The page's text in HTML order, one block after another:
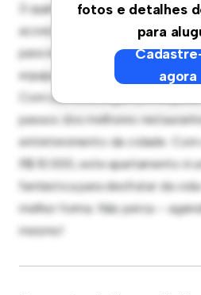
fotos e detalhes
para
agora
3 quartos oferece um espaço
aconchegante. O layout em
para receber convidados, e a
equipada com
Com sua localização
passos dos melhores
entretenimento da cidade.
R$ 10.000, este apartamento é
fantástica para desfrutar da
melhor forma. Não perca –
mesmo!